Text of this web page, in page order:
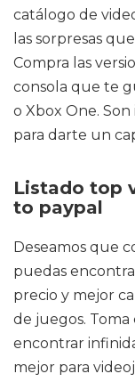
catálogo de
las sorpresas
Compra las
consola que te
o Xbox One. Son
para darte un
Listado top
to paypal
Deseamos que
puedas
precio y mejor
de juegos.
encontrar
mejor para